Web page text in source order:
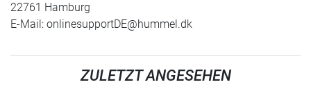
22761 Hamburg
E-Mail: onlinesupportDE@hummel.dk
ZULETZT ANGESEHEN